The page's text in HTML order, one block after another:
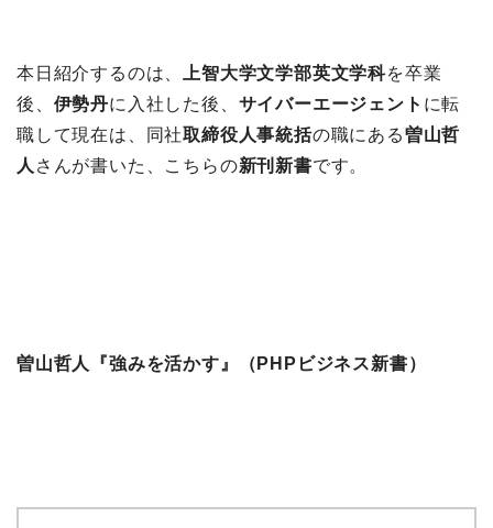
本日紹介するのは、 上智大学文学部英文学科を卒業
後、 伊勢丹に入社した後、 サイバーエージェント に転
職して現在は、同社取締役人事統括の職にある曽山哲
人 さんが書いた、こちらの新刊新書です。
曽山哲人『強みを活かす』（PHPビジネス新書）